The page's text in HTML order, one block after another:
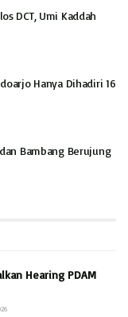
DCT, Umi Kaddah
Hanya Dihadiri 16
Bambang Berujung
Hearing PDAM